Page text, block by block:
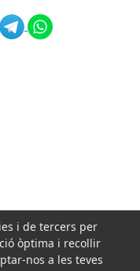
i de tercers per
òptima i recollir
nos a les teves